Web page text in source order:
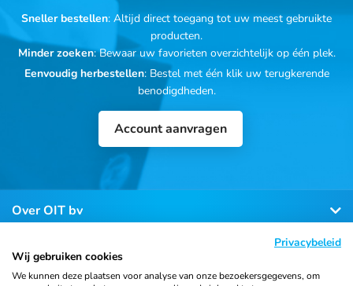
Sneller bestellen: Altijd direct toegang tot uw meest gebruikte
producten.
Minder zoeken: Bewaar uw favorieten overzichtelijk op één plek.
Eenvoudig herbestellen: Bestel met één klik uw terugkerende
benodigdheden.
Account aanvragen
Over OIT bv
Klantenservice
Privacybeleid
Wij gebruiken cookies
We kunnen deze plaatsen voor analyse van onze bezoekersgegevens, om